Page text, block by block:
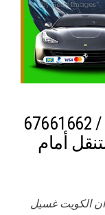
رقم غسيل سيارات العدان / 67661662
أمام
الكويت غسيل